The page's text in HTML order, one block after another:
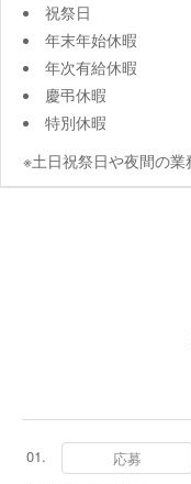
祝祭日
年末年始休暇
年次有給休暇
慶弔休暇
特別休暇
※土日祝祭日や夜間の
応募